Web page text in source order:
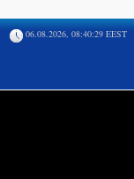
06.08.2026, 08:40:29 EEST